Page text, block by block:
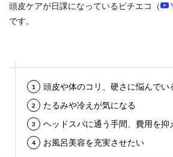
頭皮ケアが日課になっているピチエコ（
です。
頭皮や体のコリ、硬さに悩んでい
たるみや冷えが気になる
ヘッドスパに通う手間、費用を抑
お風呂美容を充実させたい